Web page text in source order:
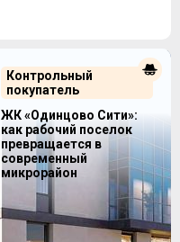
Контрольный
покупатель
ЖК «Одинцово Сити»:
как рабочий поселок
превращается в
современный
микрорайон